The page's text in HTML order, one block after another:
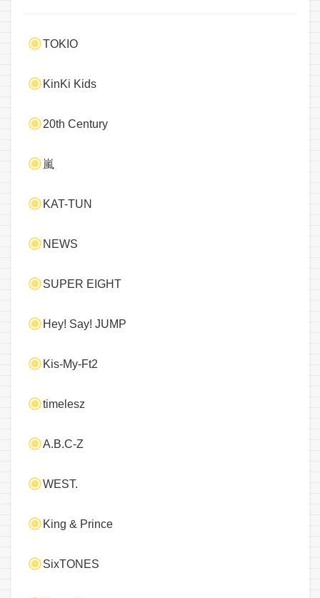
TOKIO
KinKi Kids
20th Century
嵐
KAT-TUN
NEWS
SUPER EIGHT
Hey! Say! JUMP
Kis-My-Ft2
timelesz
A.B.C-Z
WEST.
King & Prince
SixTONES